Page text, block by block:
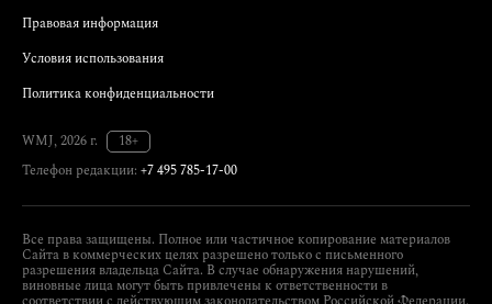
Правовая информация
Условия использования
Политика конфиденциальности
WMJ, 2026 г.
18+
Телефон редакции: +7 495 785-17-00
Все права защищены. Полное или частичное копирование материалов
Сайта в коммерческих целях разрешено только с письменного
разрешения владельца Сайта. В случае обнаружения нарушений,
виновные лица могут быть привлечены к ответственности в